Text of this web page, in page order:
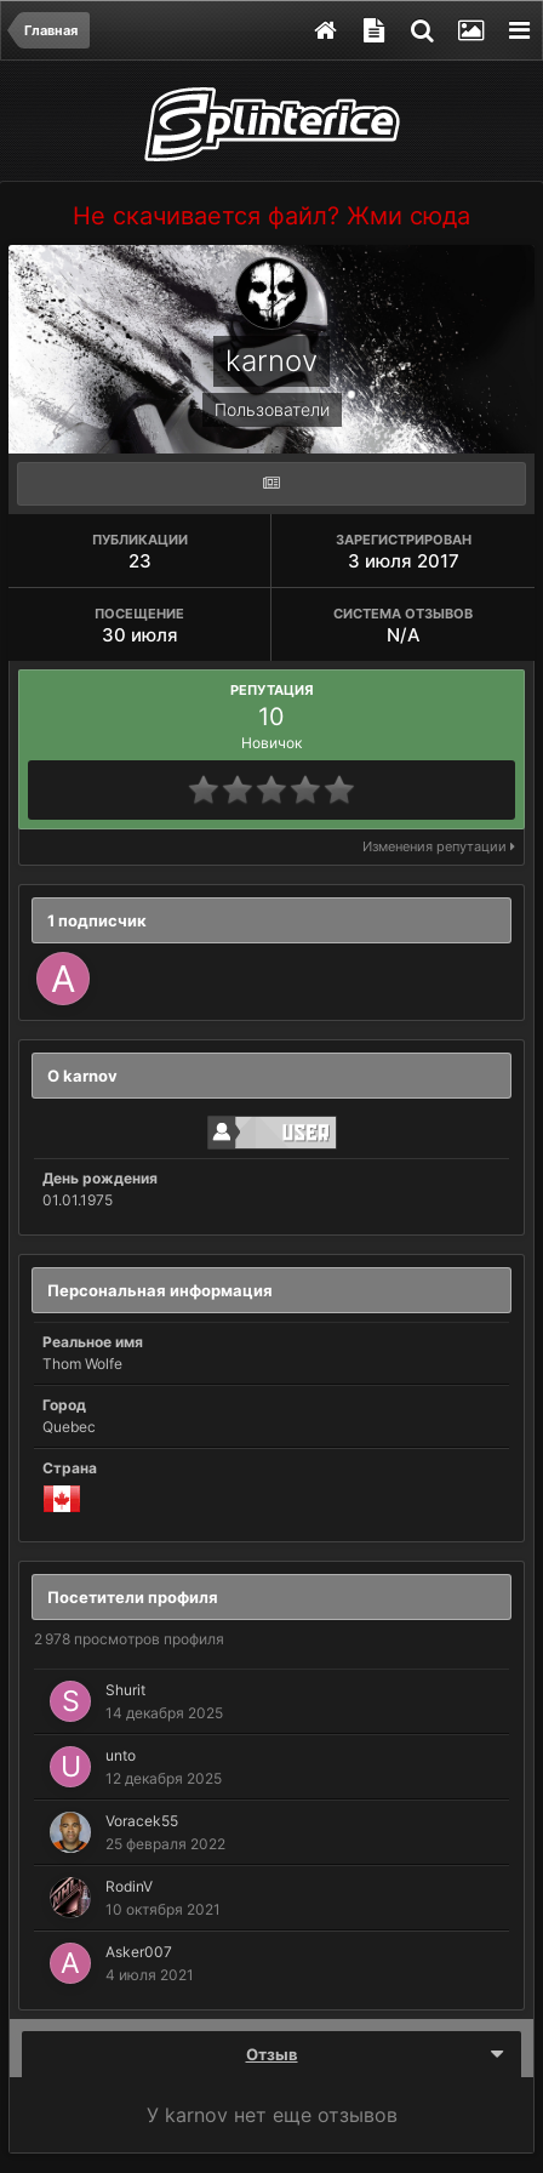
Главная
Не скачивается файл? Жми сюда
karnov
Пользователи
ПУБЛИКАЦИИ
23
ЗАРЕГИСТРИРОВАН
3 июля 2017
ПОСЕЩЕНИЕ
30 июля
СИСТЕМА ОТЗЫВОВ
N/A
РЕПУТАЦИЯ
10
Новичок
Изменения репутации
1 подписчик
О karnov
День рождения
01.01.1975
Персональная информация
Реальное имя
Thom Wolfe
Город
Quebec
Страна
Посетители профиля
2 978 просмотров профиля
Shurit
14 декабря 2025
unto
12 декабря 2025
Voracek55
25 февраля 2022
RodinV
10 октября 2021
Asker007
4 июля 2021
Отзыв
У karnov нет еще отзывов